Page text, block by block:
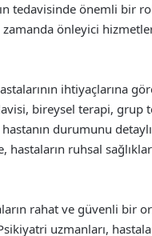
tedavisinde önemli bir
önleyici
ihtiyaçlarına
bireysel terapi, grup
durumunu
ruhsal
rahat ve güvenli bir
uzmanları,